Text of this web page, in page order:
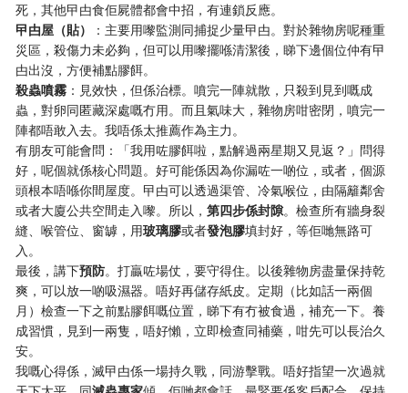
死，其他曱甴食佢屍體都會中招，有連鎖反應。
曱甴屋（貼）
：主要用嚟監測同捕捉少量曱甴。對於雜物房呢種重
災區，殺傷力未必夠，但可以用嚟擺喺清潔後，睇下邊個位仲有曱
甴出沒，方便補點膠餌。
殺蟲噴霧 ：見效快，但係治標。噴完一陣就散，只殺到見到嘅成
蟲，對卵同匿藏深處嘅冇用。而且氣味大，雜物房咁密閉，噴完一
陣都唔敢入去。我唔係太推薦作為主力。
有朋友可能會問：「我用咗膠餌啦，點解過兩星期又見返？」問得
好，呢個就係核心問題。好可能係因為你漏咗一啲位，或者，個源
頭根本唔喺你間屋度。曱甴可以透過渠管、冷氣喉位，由隔籬鄰舍
或者大廈公共空間走入嚟。所以，第四步係封隙。檢查所有牆身裂
縫、喉管位、窗罅，用玻璃膠或者發泡膠填封好，等佢哋無路可
入。
最後，講下預防。打贏咗場仗，要守得住。以後雜物房盡量保持乾
爽，可以放一啲吸濕器。唔好再儲存紙皮。定期（比如話一兩個
月）檢查一下之前點膠餌嘅位置，睇下有冇被食過，補充一下。養
成習慣，見到一兩隻，唔好懶，立即檢查同補藥，咁先可以長治久
安。
我嘅心得係，滅曱甴係一場持久戰，同游擊戰。唔好指望一次過就